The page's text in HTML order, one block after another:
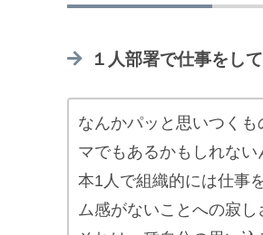
１人部署で仕事をし
なんかパッと思いつく
マでもあるかもしれな
本1人で組織的には仕事
ム感がないことへの寂